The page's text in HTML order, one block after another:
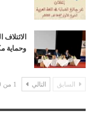
وحماية
السابق التالي 1 من 80